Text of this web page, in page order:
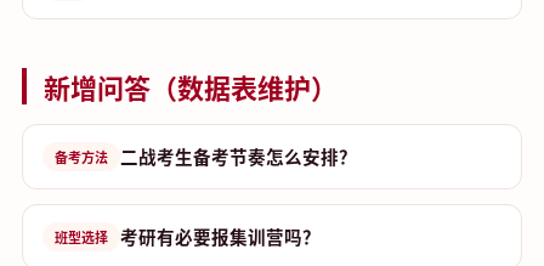
新增问答（数据表维护）
备考方法 二战考生备考节奏怎么安排？
班型选择 考研有必要报集训营吗？